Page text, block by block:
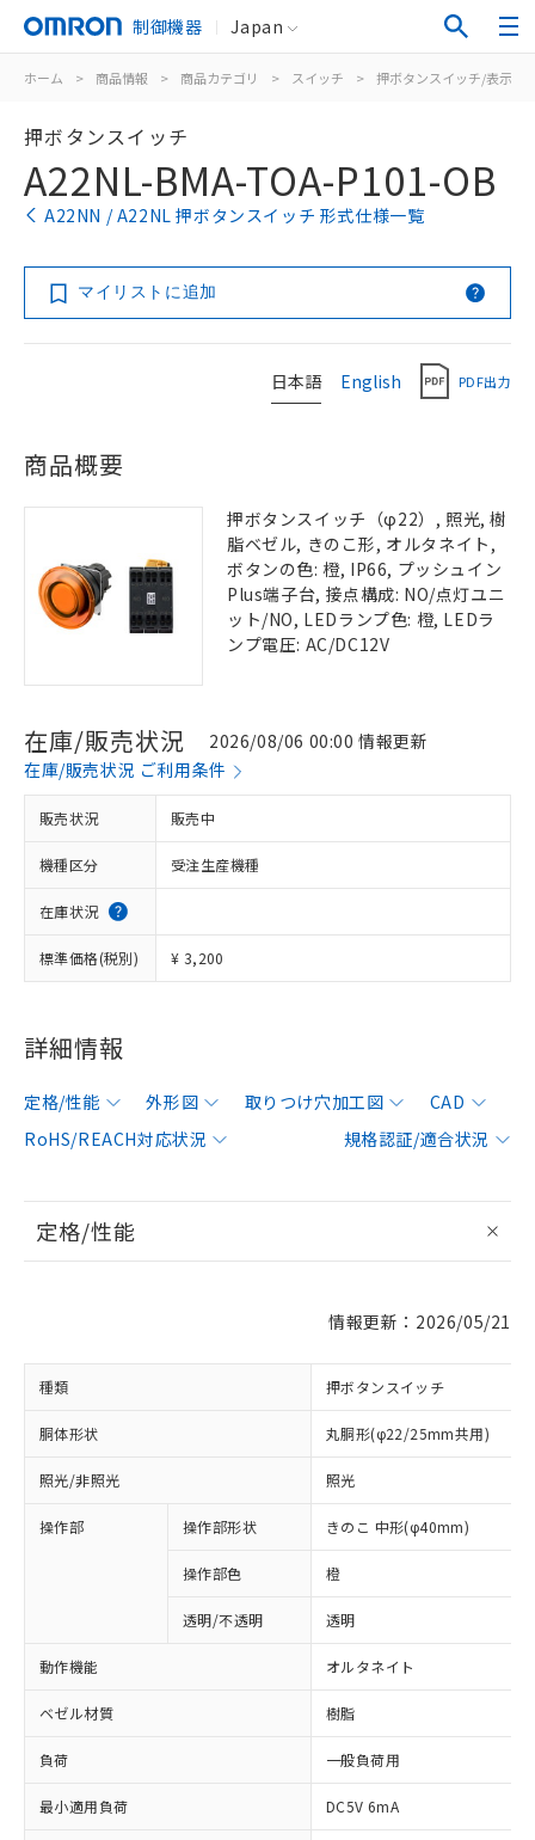
制御機器 Japan
ホーム > 商品情報 > 商品カテゴリ > スイッチ > 押ボタンスイッチ/表示灯
押ボタンスイッチ
A22NL-BMA-TOA-P101-OB
A22NN / A22NL 押ボタンスイッチ 形式仕様一覧
マイリストに追加
日本語 English PDF出力
商品概要
押ボタンスイッチ（φ22）, 照光, 樹
脂ベゼル, きのこ形, オルタネイト,
ボタンの色: 橙, IP66, プッシュイン
Plus端子台, 接点構成: NO/点灯ユニ
ット/NO, LEDランプ色: 橙, LEDラ
ンプ電圧: AC/DC12V
在庫/販売状況
2026/08/06 00:00 情報更新
在庫/販売状況 ご利用条件
販売状況 販売中
機種区分 受注生産機種
在庫状況
標準価格(税別) ¥ 3,200
詳細情報
定格/性能 外形図 取りつけ穴加工図
CAD
RoHS/REACH対応状況
規格認証/適合状況
定格/性能
情報更新：2026/05/21
種類 押ボタンスイッチ
胴体形状 丸胴形(φ22/25mm共用)
照光/非照光 照光
操作部 操作部形状 きのこ 中形(φ40mm)
操作部色 橙
透明/不透明 透明
動作機能 オルタネイト
ベゼル材質 樹脂
負荷 一般負荷用
最小適用負荷 DC5V 6mA